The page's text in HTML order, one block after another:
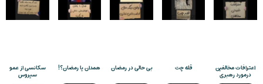
اعترافات مخالفین
درمورد رهبری
قله چت بی حالی در رمضان همدان یا رمضان؟! سکانسی از عمو
سیروس